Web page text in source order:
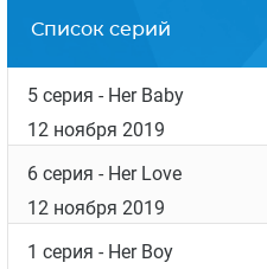
Список серий
5 серия - Her Baby
12 ноября 2019
6 серия - Her Love
12 ноября 2019
1 серия - Her Boy